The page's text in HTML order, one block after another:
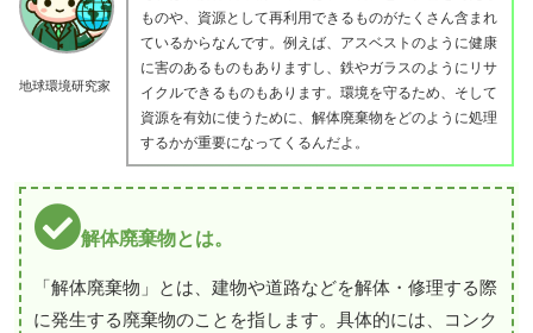
地球環境研究家
ものや、資源として再利用できるものがたくさん含まれ
ているからなんです。例えば、アスベストのように健康
に害のあるものもありますし、鉄やガラスのようにリサ
イクルできるものもあります。環境を守るため、そして
資源を有効に使うために、解体廃棄物をどのように処理
するかが重要になってくるんだよ。
解体廃棄物とは。
「解体廃棄物」とは、建物や道路などを解体・修理する際
に発生する廃棄物のことを指します。具体的には、コンク